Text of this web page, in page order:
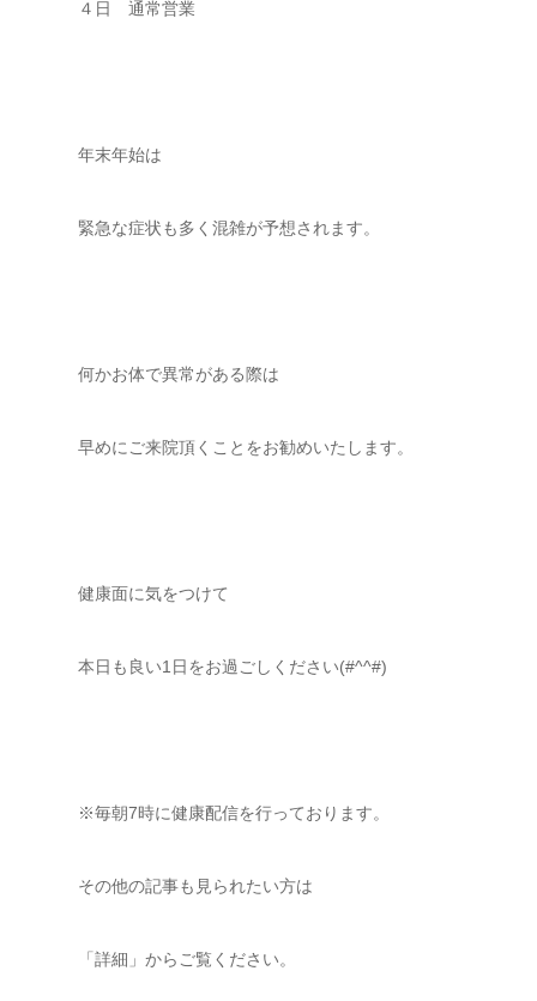
４日 通常営業
年末年始は
緊急な症状も多く混雑が予想されます。
何かお体で異常がある際は
早めにご来院頂くことをお勧めいたします。
健康面に気をつけて
本日も良い1日をお過ごしください(#^^#)
※毎朝7時に健康配信を行っております。
その他の記事も見られたい方は
「詳細」からご覧ください。